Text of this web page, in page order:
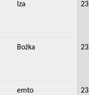
Iza 23
Bożka 23
emto 23